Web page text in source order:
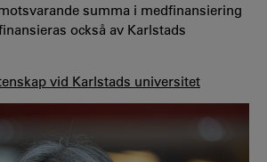
summa i medfinansiering
också av Karlstads
vid Karlstads universitet